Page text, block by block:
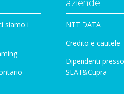
siamo i
aziende
NTT DATA
Credito e cautele
Dipendenti presso
SEAT&Cupra